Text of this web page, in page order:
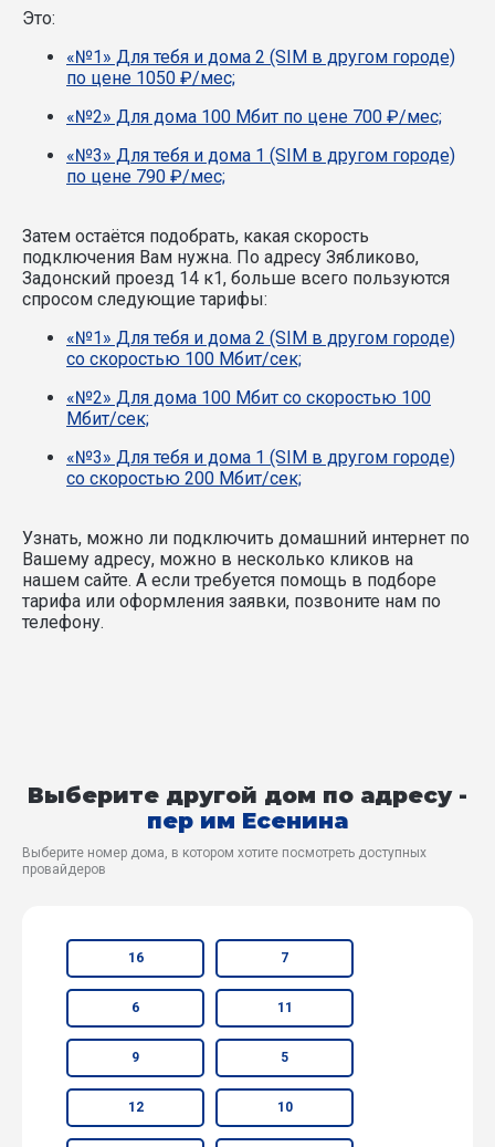
Это:
«№1» Для тебя и дома 2 (SIM в другом городе)
по цене 1050 ₽/мес;
«№2» Для дома 100 Мбит по цене 700 ₽/мес;
«№3» Для тебя и дома 1 (SIM в другом городе)
по цене 790 ₽/мес;
Затем остаётся подобрать, какая скорость
подключения Вам нужна. По адресу Зябликово,
Задонский проезд 14 к1, больше всего пользуются
спросом следующие тарифы:
«№1» Для тебя и дома 2 (SIM в другом городе)
со скоростью 100 Мбит/сек;
«№2» Для дома 100 Мбит со скоростью 100
Мбит/сек;
«№3» Для тебя и дома 1 (SIM в другом городе)
со скоростью 200 Мбит/сек;
Узнать, можно ли подключить домашний интернет по
Вашему адресу, можно в несколько кликов на
нашем сайте. А если требуется помощь в подборе
тарифа или оформления заявки, позвоните нам по
телефону.
Выберите другой дом по адресу -
пер им Есенина
Выберите номер дома, в котором хотите посмотреть доступных
провайдеров
16 7
6 11
9 5
12 10